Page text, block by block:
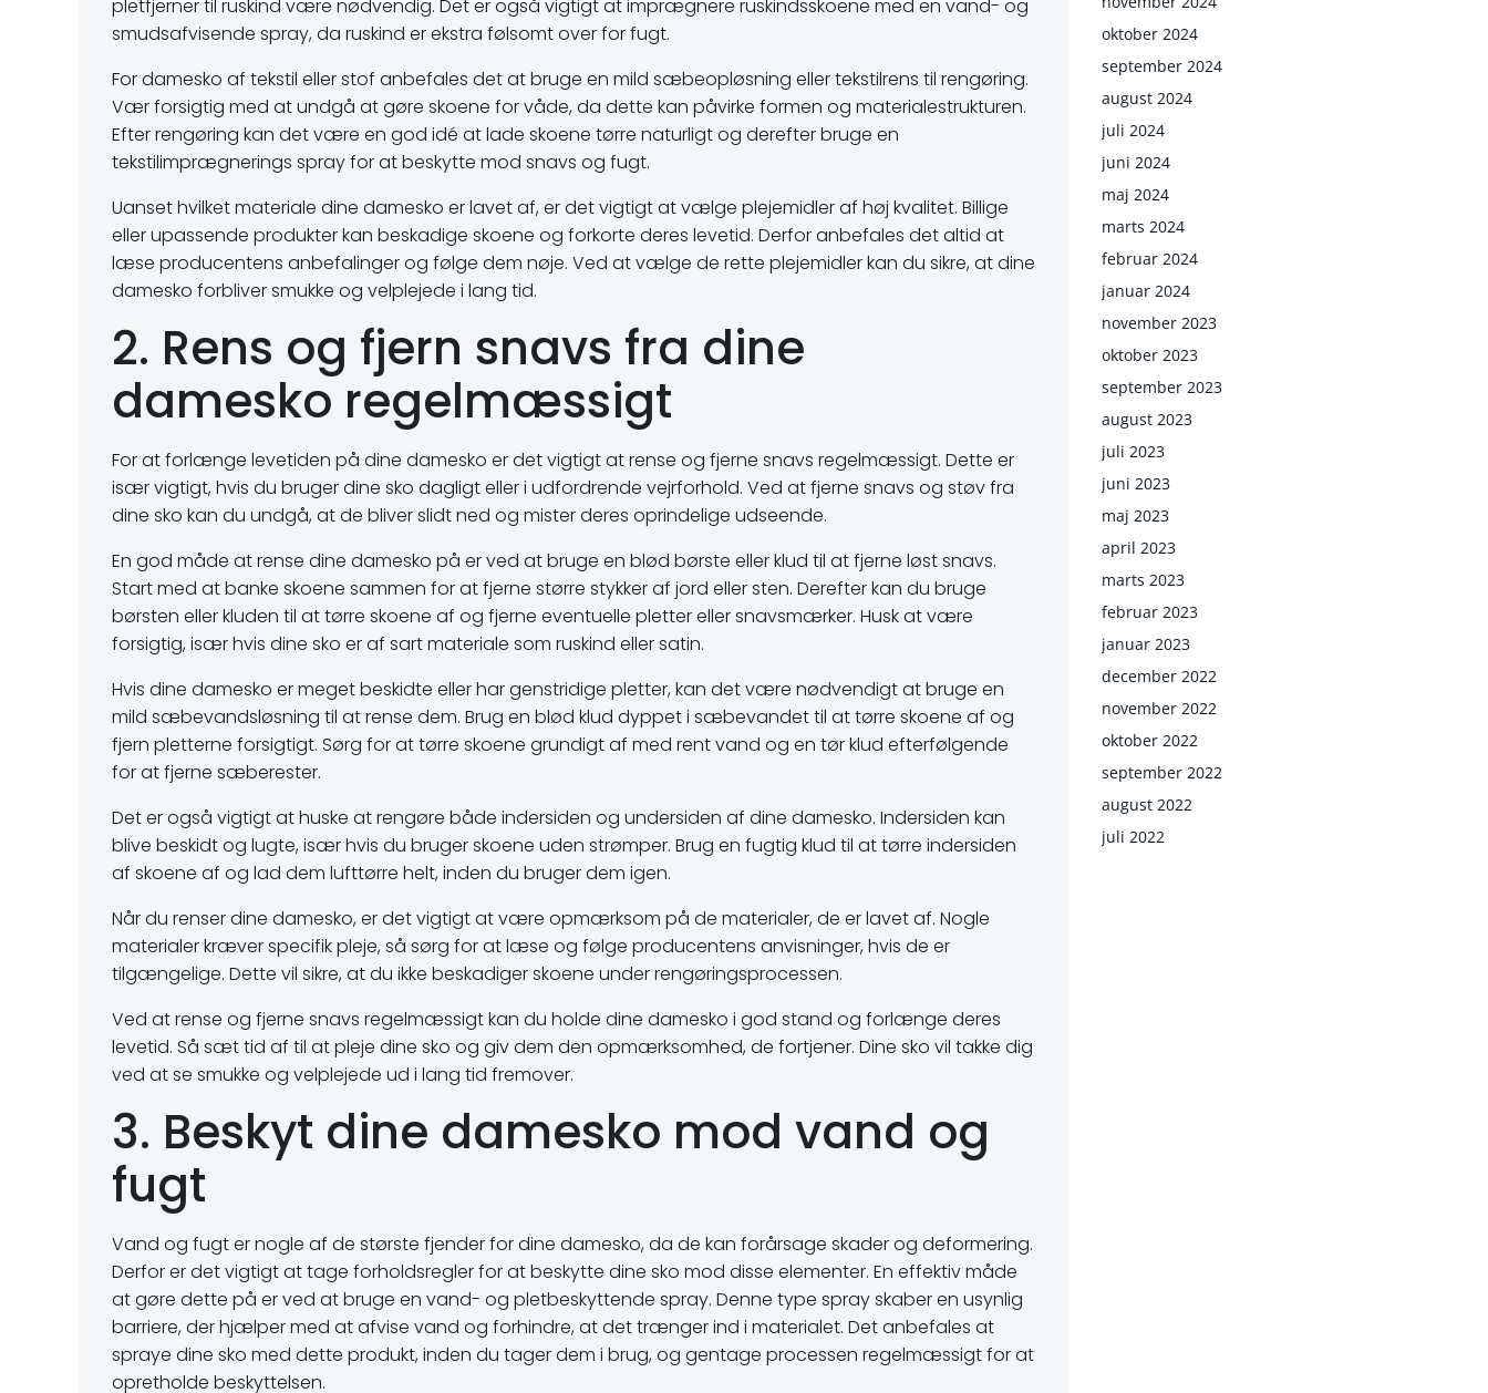
pletfjerner til ruskind være nødvendig. Det er også vigtigt at imprægnere ruskindsskoene med en vand- og
smudsafvisende spray, da ruskind er ekstra følsomt over for fugt.
For damesko af tekstil eller stof anbefales det at bruge en mild sæbeopløsning eller tekstilrens til rengøring.
Vær forsigtig med at undgå at gøre skoene for våde, da dette kan påvirke formen og materialestrukturen.
Efter rengøring kan det være en god idé at lade skoene tørre naturligt og derefter bruge en
tekstilimprægnerings spray for at beskytte mod snavs og fugt.
Uanset hvilket materiale dine damesko er lavet af, er det vigtigt at vælge plejemidler af høj kvalitet. Billige
eller upassende produkter kan beskadige skoene og forkorte deres levetid. Derfor anbefales det altid at
læse producentens anbefalinger og følge dem nøje. Ved at vælge de rette plejemidler kan du sikre, at dine
damesko forbliver smukke og velplejede i lang tid.
2. Rens og fjern snavs fra dine
damesko regelmæssigt
For at forlænge levetiden på dine damesko er det vigtigt at rense og fjerne snavs regelmæssigt. Dette er
især vigtigt, hvis du bruger dine sko dagligt eller i udfordrende vejrforhold. Ved at fjerne snavs og støv fra
dine sko kan du undgå, at de bliver slidt ned og mister deres oprindelige udseende.
En god måde at rense dine damesko på er ved at bruge en blød børste eller klud til at fjerne løst snavs.
Start med at banke skoene sammen for at fjerne større stykker af jord eller sten. Derefter kan du bruge
børsten eller kluden til at tørre skoene af og fjerne eventuelle pletter eller snavsmærker. Husk at være
forsigtig, især hvis dine sko er af sart materiale som ruskind eller satin.
Hvis dine damesko er meget beskidte eller har genstridige pletter, kan det være nødvendigt at bruge en
mild sæbevandsløsning til at rense dem. Brug en blød klud dyppet i sæbevandet til at tørre skoene af og
fjern pletterne forsigtigt. Sørg for at tørre skoene grundigt af med rent vand og en tør klud efterfølgende
for at fjerne sæberester.
Det er også vigtigt at huske at rengøre både indersiden og undersiden af dine damesko. Indersiden kan
blive beskidt og lugte, især hvis du bruger skoene uden strømper. Brug en fugtig klud til at tørre indersiden
af skoene af og lad dem lufttørre helt, inden du bruger dem igen.
Når du renser dine damesko, er det vigtigt at være opmærksom på de materialer, de er lavet af. Nogle
materialer kræver specifik pleje, så sørg for at læse og følge producentens anvisninger, hvis de er
tilgængelige. Dette vil sikre, at du ikke beskadiger skoene under rengøringsprocessen.
Ved at rense og fjerne snavs regelmæssigt kan du holde dine damesko i god stand og forlænge deres
levetid. Så sæt tid af til at pleje dine sko og giv dem den opmærksomhed, de fortjener. Dine sko vil takke dig
ved at se smukke og velplejede ud i lang tid fremover.
3. Beskyt dine damesko mod vand og
fugt
Vand og fugt er nogle af de største fjender for dine damesko, da de kan forårsage skader og deformering.
Derfor er det vigtigt at tage forholdsregler for at beskytte dine sko mod disse elementer. En effektiv måde
at gøre dette på er ved at bruge en vand- og pletbeskyttende spray. Denne type spray skaber en usynlig
barriere, der hjælper med at afvise vand og forhindre, at det trænger ind i materialet. Det anbefales at
spraye dine sko med dette produkt, inden du tager dem i brug, og gentage processen regelmæssigt for at
opretholde beskyttelsen.
oktober 2024
september 2024
august 2024
juli 2024
juni 2024
maj 2024
marts 2024
februar 2024
januar 2024
november 2023
oktober 2023
september 2023
august 2023
juli 2023
juni 2023
maj 2023
april 2023
marts 2023
februar 2023
januar 2023
december 2022
november 2022
oktober 2022
september 2022
august 2022
juli 2022